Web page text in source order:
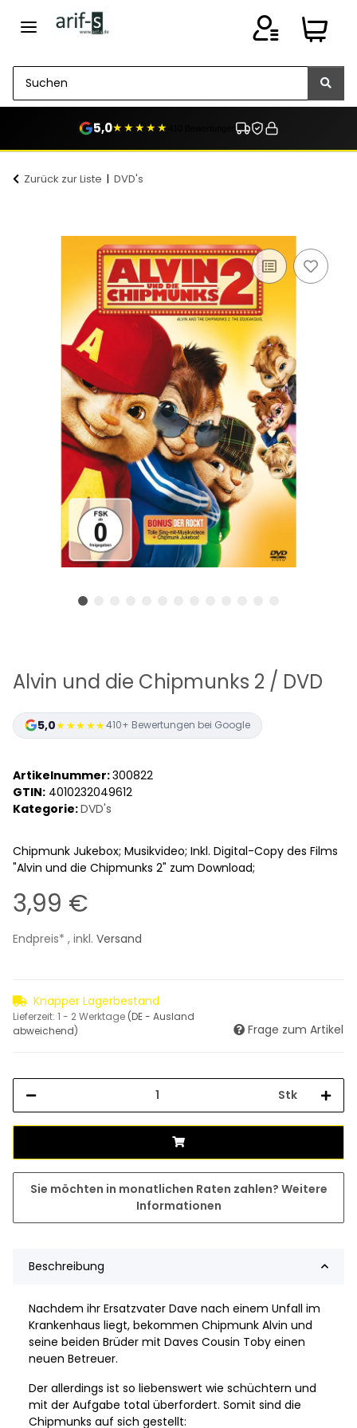
5,0★★★★★
Zurück zur Liste DVD's
Alvin und die Chipmunks 2 / DVD
5,0★★★★★410+ Bewertungen bei Google
Artikelnummer:300822
GTIN: 4010232049612
Kategorie:DVD's
Chipmunk Jukebox; Musikvideo; Inkl. Digital-Copy des Films
"Alvin und die Chipmunks 2" zum Download;
3,99 €
Endpreis* , inkl. Versand
Knapper Lagerbestand
Lieferzeit: 1 - 2 Werktage (DE - Ausland
abweichend)
Frage zum Artikel
Stk
Sie möchten in monatlichen Raten zahlen? Weitere
Informationen
Beschreibung
Nachdem ihr Ersatzvater Dave nach einem Unfall im
Krankenhaus liegt, bekommen Chipmunk Alvin und
seine beiden Brüder mit Daves Cousin Toby einen
neuen Betreuer.
Der allerdings ist so liebenswert wie schüchtern und
mit der Aufgabe total überfordert. Somit sind die
Chipmunks auf sich gestellt: